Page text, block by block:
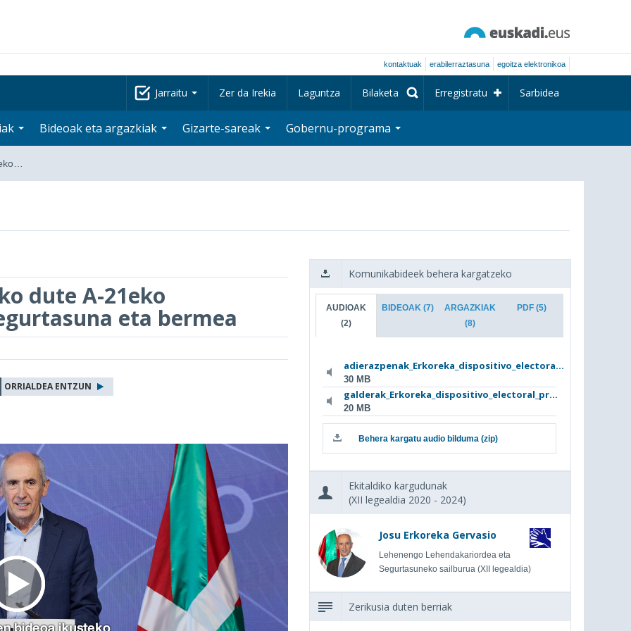
kontaktuak erabilerraztasuna egoitza elektronikoa
Jarraitu Zer da Irekia Laguntza Bilaketa Erregistratu Sarbidea
Bideoak eta argazkiak Gizarte-sareak Gobernu-programa
dute A-21eko
eta bermea
ORRIALDEA ENTZUN
Komunikabideek behera kargatzeko
AUDIOAK
(2)
BIDEOAK (7)
ARGAZKIAK
(8)
PDF (5)
adierazpenak_Erkoreka_dispositivo_electora...
30 MB
galderak_Erkoreka_dispositivo_electoral_pr...
20 MB
Behera kargatu audio bilduma (zip)
Ekitaldiko kargudunak
(XII legealdia 2020 - 2024)
Josu Erkoreka Gervasio
Lehenengo Lehendakariordea eta
Segurtasuneko sailburua (XII legealdia)
Zerikusia duten berriak